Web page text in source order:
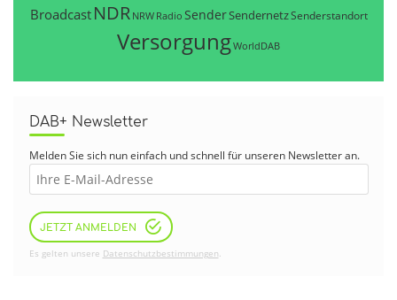
Broadcast NDR NRW Radio SenderSendernetzSenderstandort
VersorgungWorldDAB
DAB+ Newsletter
Melden Sie sich nun einfach und schnell für unseren Newsletter an.
JETZT ANMELDEN
Es gelten unsere Datenschutzbestimmungen.